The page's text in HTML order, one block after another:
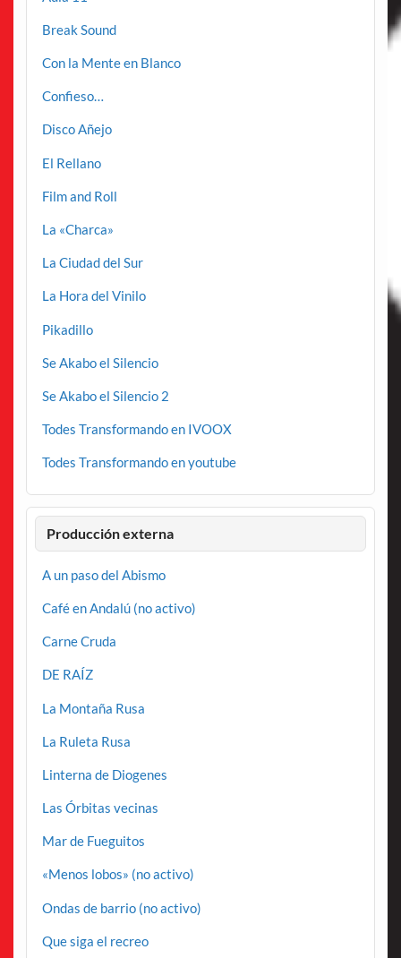
Break Sound
Con la Mente en Blanco
Confieso…
Disco Añejo
El Rellano
Film and Roll
La «Charca»
La Ciudad del Sur
La Hora del Vinilo
Pikadillo
Se Akabo el Silencio
Se Akabo el Silencio 2
Todes Transformando en IVOOX
Todes Transformando en youtube
Producción externa
A un paso del Abismo
Café en Andalú (no activo)
Carne Cruda
DE RAÍZ
La Montaña Rusa
La Ruleta Rusa
Linterna de Diogenes
Las Órbitas vecinas
Mar de Fueguitos
«Menos lobos» (no activo)
Ondas de barrio (no activo)
Que siga el recreo